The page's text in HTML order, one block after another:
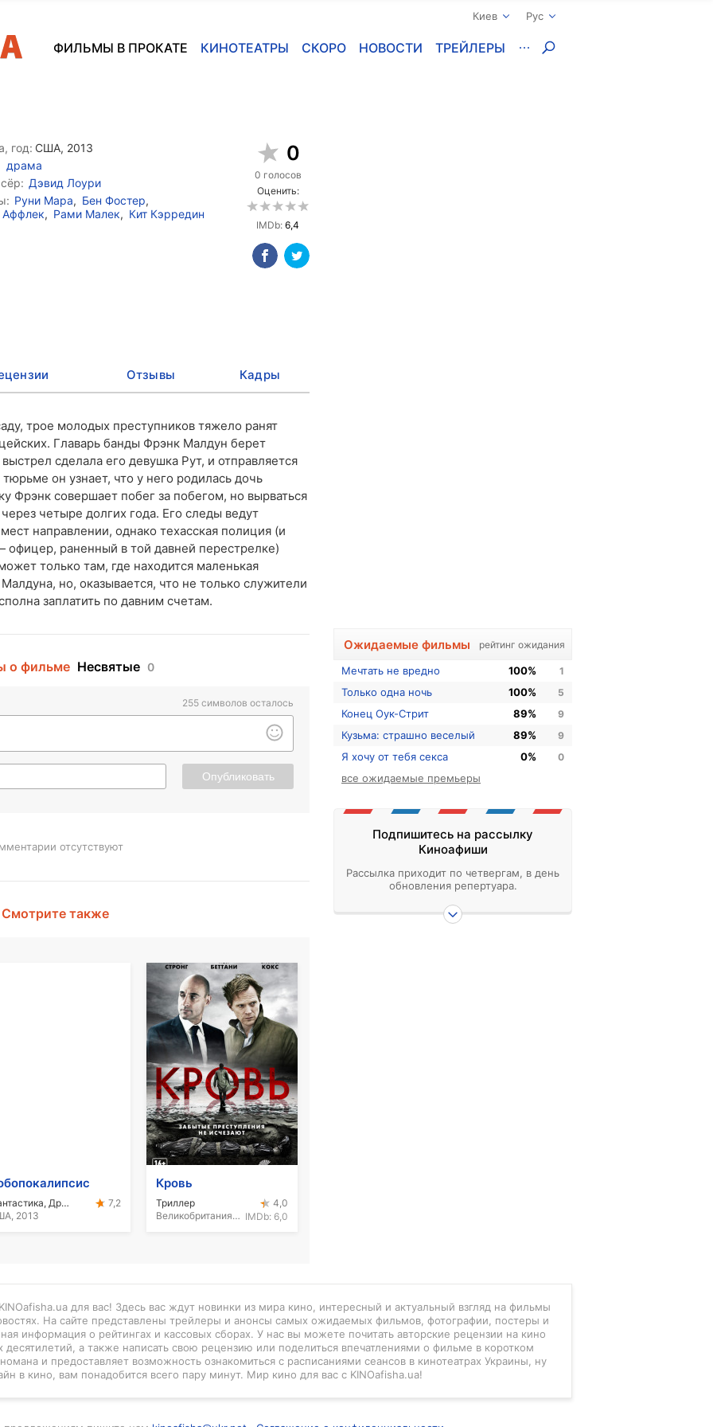
Киев Рус
ФИЛЬМЫ В ПРОКАТЕ КИНОТЕАТРЫ СКОРО НОВОСТИ ТРЕЙЛЕРЫ
год: США, 2013
драма
Дэвид Лоури
Руни Мара, Бен Фостер,
Аффлек, Рами Малек, Кит Кэрредин
0
0 голосов
Оценить:
IMDb: 6,4
Отзывы Кадры
трое молодых преступников тяжело ранят
Главарь банды Фрэнк Малдун берет
сделала его девушка Рут, и отправляется
он узнает, что у него родилась дочь
Фрэнк совершает побег за побегом, но вырваться
четыре долгих года. Его следы ведут
направлении, однако техасская полиция (и
раненный в той давней перестрелке)
только там, где находится маленькая
но, оказывается, что не только служители
заплатить по давним счетам.
о фильме Несвятые 0
255 символов осталось
Опубликовать
отсутствуют
Смотрите также
Фантастика, Драма, Боевик
2013
7,2
Кровь
Триллер
Великобритания, 2012
4,0
IMDb: 6,0
Ожидаемые фильмы рейтинг ожидания
Мечтать не вредно 100% 1
Только одна ночь 100% 5
Конец Оук-Стрит 89% 9
Кузьма: страшно веселый 89% 9
Я хочу от тебя секса 0% 0
все ожидаемые премьеры
Подпишитесь на рассылку
Киноафиши
Рассылка приходит по четвергам, в день
обновления репертуара.
для вас! Здесь вас ждут новинки из мира кино, интересный и актуальный взгляд на фильмы
На сайте представлены трейлеры и анонсы самых ожидаемых фильмов, фотографии, постеры и
информация о рейтингах и кассовых сборах. У нас вы можете почитать авторские рецензии на кино
а также написать свою рецензию или поделиться впечатлениями о фильме в коротком
и предоставляет возможность ознакомиться с расписаниями сеансов в кинотеатрах Украины, ну
в кино, вам понадобится всего пару минут. Мир кино для вас с KINOafisha.ua!